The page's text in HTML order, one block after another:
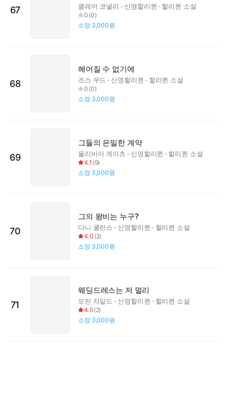
67 클레어 코넬리 신영할리퀸 할리퀸 소설
0 (0)
소장 3,000원
68
헤어질 수 없기에
조스 우드 신영할리퀸 할리퀸 소설
0 (0)
소장 3,000원
69
그들의 은밀한 계약
올리비아 게이츠 신영할리퀸 할리퀸 소설
4.1 (9)
소장 3,000원
70
그의 왕비는 누구?
다니 콜린스 신영할리퀸 할리퀸 소설
4.0 (2)
소장 3,000원
71
웨딩드레스는 저 멀리
모린 차일드 신영할리퀸 할리퀸 소설
4.5(2)
소장 3,000원